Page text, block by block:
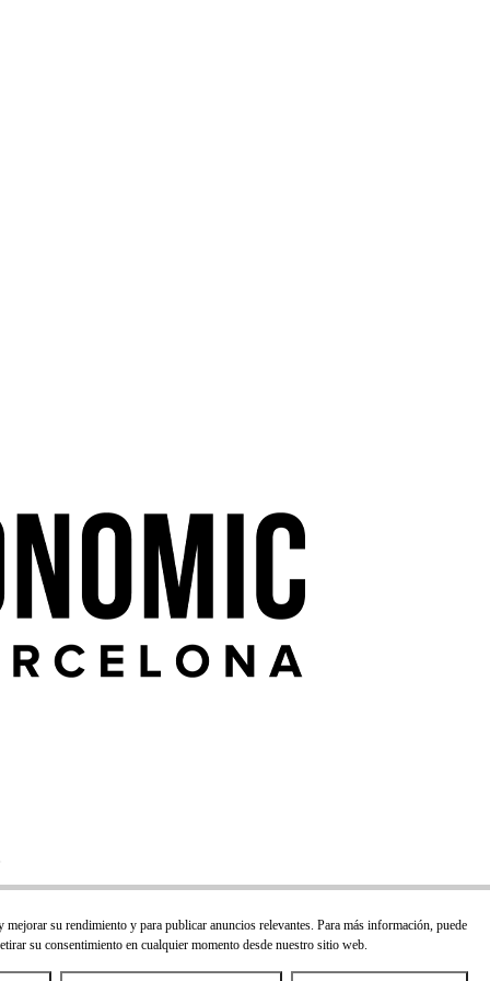
su rendimiento y para publicar anuncios relevantes. Para más información, puede
su consentimiento en cualquier momento desde nuestro sitio web.